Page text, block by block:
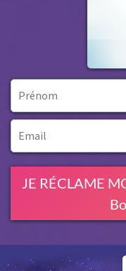
JE RÉCLAME